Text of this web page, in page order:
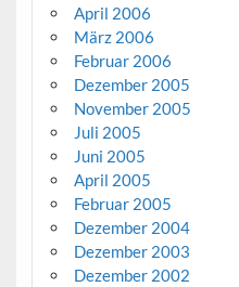
April 2006
März 2006
Februar 2006
Dezember 2005
November 2005
Juli 2005
Juni 2005
April 2005
Februar 2005
Dezember 2004
Dezember 2003
Dezember 2002